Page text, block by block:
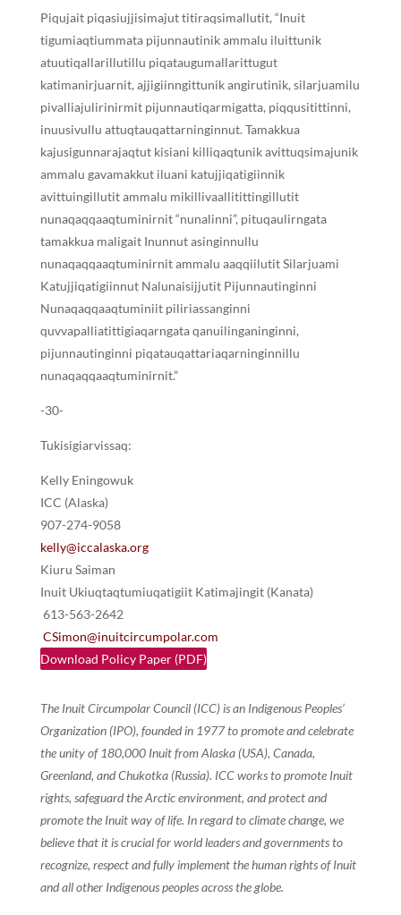
Piqujait piqasiujjisimajut titiraqsimallutit, “Inuit
tigumiaqtiummata pijunnautinik ammalu iluittunik
atuutiqallarillutillu piqataugumallarittugut
katimanirjuarnit, ajjigiinngittunik angirutinik, silarjuamilu
pivalliajulirinirmit pijunnautiqarmigatta, piqqusitittinni,
inuusivullu attuqtauqattarninginnut. Tamakkua
kajusigunnarajaqtut kisiani killiqaqtunik avittuqsimajunik
ammalu gavamakkut iluani katujjiqatigiinnik
avittuingillutit ammalu mikillivaallitittingillutit
nunaqaqqaaqtuminirnit “nunalinni”, pituqaulirngata
tamakkua maligait Inunnut asinginnullu
nunaqaqqaaqtuminirnit ammalu aaqqiilutit Silarjuami
Katujjiqatigiinnut Nalunaisijjutit Pijunnautinginni
Nunaqaqqaaqtuminiit piliriassanginni
quvvapalliatittigiaqarngata qanuilinganinginni,
pijunnautinginni piqatauqattariaqarninginnillu
nunaqaqqaaqtuminirnit.”
-30-
Tukisigiarvissaq:
Kelly Eningowuk
ICC (Alaska)
907-274-9058
kelly@iccalaska.org
Kiuru Saiman
Inuit Ukiuqtaqtumiuqatigiit Katimajingit (Kanata)
613-563-2642
CSimon@inuitcircumpolar.com
Download Policy Paper (PDF)
The Inuit Circumpolar Council (ICC) is an Indigenous Peoples’
Organization (IPO), founded in 1977 to promote and celebrate
the unity of 180,000 Inuit from Alaska (USA), Canada,
Greenland, and Chukotka (Russia). ICC works to promote Inuit
rights, safeguard the Arctic environment, and protect and
promote the Inuit way of life. In regard to climate change, we
believe that it is crucial for world leaders and governments to
recognize, respect and fully implement the human rights of Inuit
and all other Indigenous peoples across the globe.